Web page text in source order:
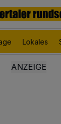
Lokales